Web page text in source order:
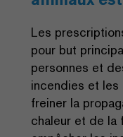
Les
pour but
personnes et
incendies et les
freiner la
chaleur et de la